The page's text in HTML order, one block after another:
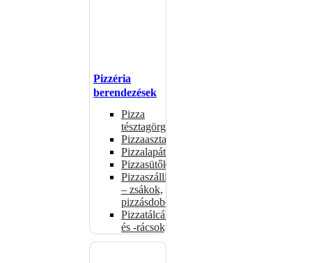
Pizzéria
berendezések
Pizza
tésztagörgők
Pizzaasztalok
Pizzalapátok
Pizzasütők
Pizzaszállítás
– zsákok,
pizzásdobozok
Pizzatálcák
és -rácsok